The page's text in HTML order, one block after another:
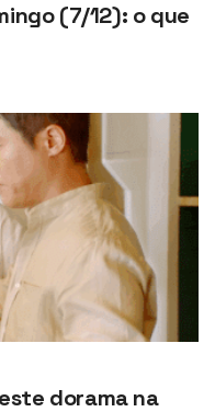
(7/12): o que
dorama na